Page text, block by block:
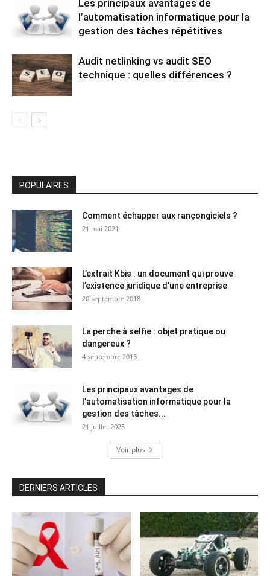
Les principaux avantages de
l’automatisation informatique pour la
gestion des tâches répétitives
Audit netlinking vs audit SEO
technique : quelles différences ?
POPULAIRES
Comment échapper aux rançongiciels ?
21 mai 2021
L’extrait Kbis : un document qui prouve
l’existence juridique d’une entreprise
20 septembre 2018
La perche à selfie : objet pratique ou
dangereux ?
4 septembre 2015
Les principaux avantages de
l’automatisation informatique pour la
gestion des tâches...
21 juillet 2025
Voir plus
DERNIERS ARTICLES